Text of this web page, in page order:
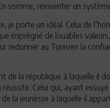
somme, réinventer un
je porte un idéal. Celui de
imprégné de louables
redonner au Tunisien la
de la république à laquelle il
Celui qui, ayant
la jeunesse à laquelle il